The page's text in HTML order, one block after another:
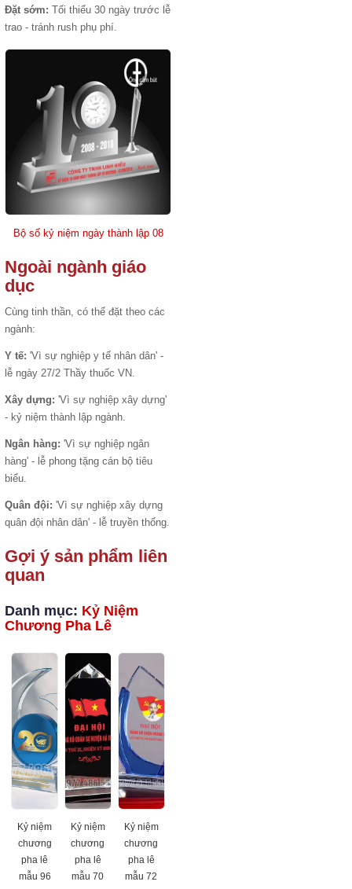
Đặt sớm: Tối thiểu 30 ngày trước lễ
trao - tránh rush phụ phí.
Bộ số kỷ niệm ngày thành lập 08
Ngoài ngành giáo
dục
Cùng tinh thần, có thể đặt theo các
ngành:
Y tế: 'Vì sự nghiệp y tế nhân dân' -
lễ ngày 27/2 Thầy thuốc VN.
Xây dựng: 'Vì sự nghiệp xây dựng'
- kỷ niệm thành lập ngành.
Ngân hàng: 'Vì sự nghiệp ngân
hàng' - lễ phong tặng cán bộ tiêu
biểu.
Quân đội: 'Vì sự nghiệp xây dựng
quân đội nhân dân' - lễ truyền thống.
Gợi ý sản phẩm liên
quan
Danh mục: Kỷ Niệm
Chương Pha Lê
Kỷ niệm
chương
pha lê
mẫu 96
Kỷ niệm
chương
pha lê
mẫu 70
Kỷ niệm
chương
pha lê
mẫu 72